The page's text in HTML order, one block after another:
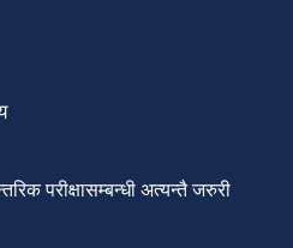
परीक्षासम्बन्धी अत्यन्तै जरुरी